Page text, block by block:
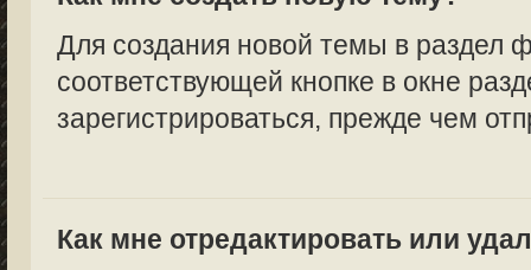
Для создания новой темы в раздел
соответствующей кнопке в окне
зарегистрироваться, прежде чем
Как мне отредактировать или